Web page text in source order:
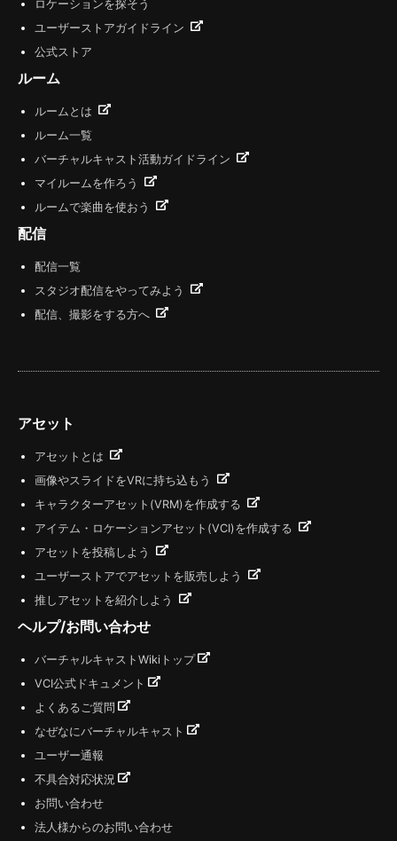
ロケーションを探そう
ユーザーストアガイドライン
公式ストア
ルーム
ルームとは
ルーム一覧
バーチャルキャスト活動ガイドライン
マイルームを作ろう
ルームで楽曲を使おう
配信
配信一覧
スタジオ配信をやってみよう
配信、撮影をする方へ
アセット
アセットとは
画像やスライドをVRに持ち込もう
キャラクターアセット(VRM)を作成する
アイテム・ロケーションアセット(VCI)を作成する
アセットを投稿しよう
ユーザーストアでアセットを販売しよう
推しアセットを紹介しよう
ヘルプ/お問い合わせ
バーチャルキャストWikiトップ
VCI公式ドキュメント
よくあるご質問
なぜなにバーチャルキャスト
ユーザー通報
不具合対応状況
お問い合わせ
法人様からのお問い合わせ